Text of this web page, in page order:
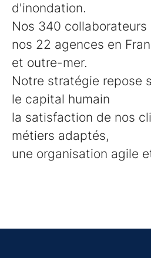
d'inondation.
Nos 340
nos 22 agences en
et outre-mer.
Notre stratégie repose
le capital humain
la satisfaction de nos
métiers adaptés,
une organisation agile